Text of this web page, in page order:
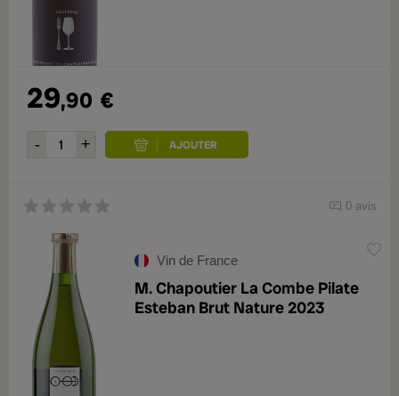
29,90 €
0 avis
Vin de France
M. Chapoutier La Combe Pilate
Esteban Brut Nature 2023